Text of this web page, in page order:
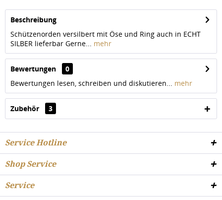
Beschreibung
Schützenorden versilbert mit Öse und Ring auch in ECHT
SILBER lieferbar Gerne... mehr
Bewertungen
0
Bewertungen lesen, schreiben und diskutieren... mehr
Zubehör 3
Service Hotline
Shop Service
Service